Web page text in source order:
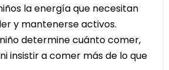
la energía que necesitan
y mantenerse activos.
determine cuánto comer,
insistir a comer más de lo que